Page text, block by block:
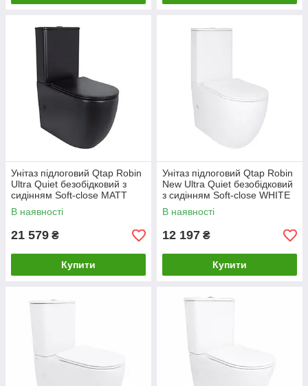
Унітаз підлоговий Qtap Robin
Ultra Quiet безобідковий з
сидінням Soft-close MATT
BLACK QT13226083AMB
В наявності
21 579 ₴
Купити
Унітаз підлоговий Qtap Robin
New Ultra Quiet безобідковий
з сидінням Soft-close WHITE
QT13226083AW
В наявності
12 197 ₴
Купити